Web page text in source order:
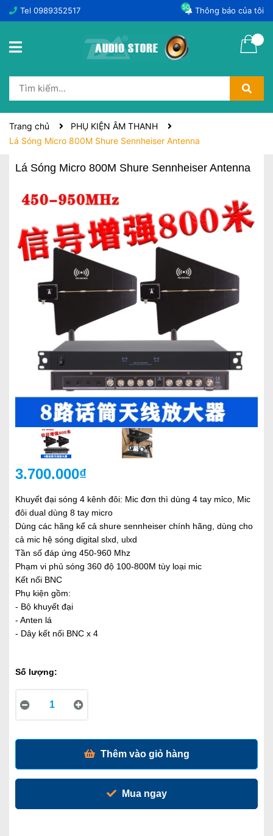
Tel 0989352517 Thông báo của tôi
50
Trang chủ
PHỤ KIỆN ÂM THANH
Lá Sóng Micro 800M Shure Sennheiser Antenna
Lá Sóng Micro 800M Shure Sennheiser Antenna
3.700.000₫
Khuyết đại sóng 4 kênh đôi: Mic đơn thì dùng 4 tay mỉco, Mic
đôi dual dùng 8 tay micro
Dùng các hãng kể cả shure sennheiser chính hãng, dùng cho
cả mic hệ sóng digital slxd, ulxd
Tần số đáp ứng 450-960 Mhz
Phạm vi phủ sóng 360 độ 100-800M tùy loại mic
Kết nối BNC
Phụ kiện gồm:
- Bộ khuyết đại
- Anten lá
- Dây kết nối BNC x 4
Số lượng:
Thêm vào giỏ hàng
Mua ngay